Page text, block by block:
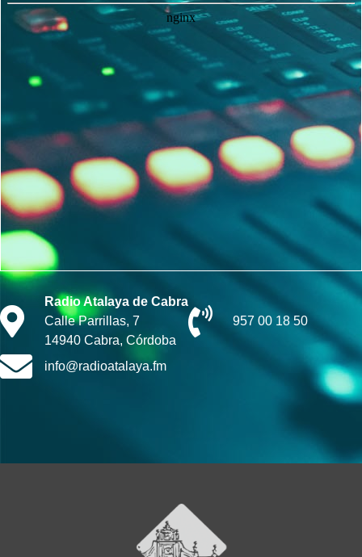
Radio Atalaya de Cabra
Calle Parrillas, 7
14940 Cabra, Córdoba
957 00 18 50
info@radioatalaya.fm